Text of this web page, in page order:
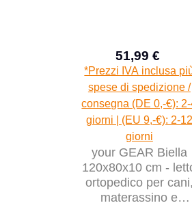
Prezzo di
51,99 €
*Prezzi IVA inclusa
spese di spedizione /
consegna (DE 0,-€):
giorni | (EU 9,-€): 2-12
giorni
your GEAR Biella
120x80x10 cm -
ortopedico per cani,
materassino e